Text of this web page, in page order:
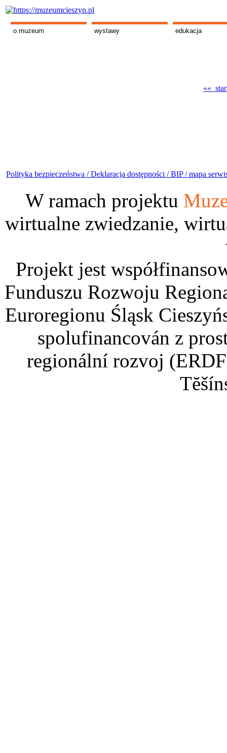
o muzeum wystawy edukacja
««
Polityka bezpieczeństwa /Deklaracja dostępności /BIP /mapa
W ramach projektu
wirtualne zwiedzanie,
Projekt jest
Funduszu Rozwoju
Euroregionu Śląsk
spolufinancován z
regionální rozvoj